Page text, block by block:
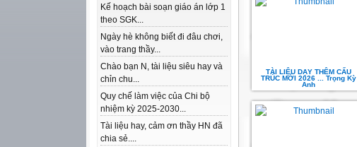
Kế hoạch bài soạn giáo án lớp 1
theo SGK...
Ngày hè không biết đi đâu chơi,
vào trang thầy...
Chào bạn N, tài liệu siêu hay và
chỉn chu...
Quy chế làm việc của Chi bộ
nhiệm kỳ 2025-2030...
Tài liệu hay, cảm ơn thầy HN đã
chia sẻ....
TÀI LIỆU DẠY THÊM CẤU
TRÚC MỚI 2026 ... Trọng Kỳ
Anh